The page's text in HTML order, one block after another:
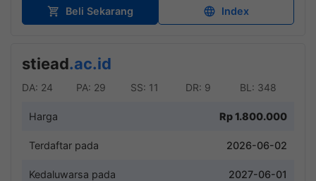
Beli Sekarang Index
stiead.ac.id
DA: 24 PA: 29 SS: 11 DR: 9 BL: 348
Harga Rp 1.800.000
Terdaftar pada 2026-06-02
Kedaluwarsa pada 2027-06-01